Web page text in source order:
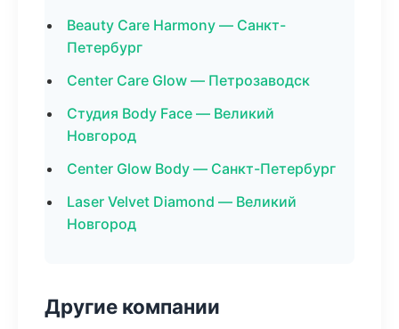
Beauty Care Harmony — Санкт-
Петербург
Center Care Glow — Петрозаводск
Студия Body Face — Великий
Новгород
Center Glow Body — Санкт-Петербург
Laser Velvet Diamond — Великий
Новгород
Другие компании